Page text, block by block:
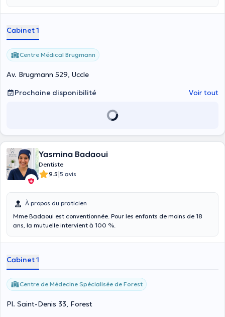
traitements parodontologiques de base...le tout dans une
Cabinet 1
Centre Médical Brugmann
Av. Brugmann 529, Uccle
Prochaine disponibilité
Voir tout
Yasmina Badaoui
Dentiste
9.5|5 avis
À propos du praticien
Mme Badaoui est conventionnée. Pour les enfants de moins de 18
ans, la mutuelle intervient à 100 %.
Cabinet 1
Centre de Médecine Spécialisée de Forest
Pl. Saint-Denis 33, Forest